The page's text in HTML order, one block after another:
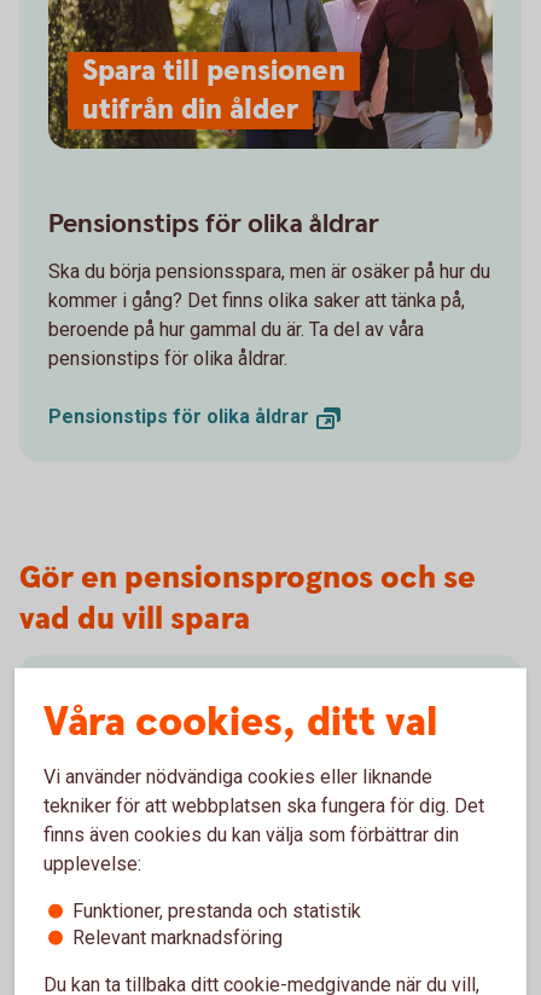
Spara till pensionen
utifrån din ålder
Pensionstips för olika åldrar
Ska du börja pensionsspara, men är osäker på hur du
kommer i gång? Det finns olika saker att tänka på,
beroende på hur gammal du är. Ta del av våra
pensionstips för olika åldrar.
Pensionstips för olika åldrar
Gör en pensionsprognos och se
vad du vill spara
Överblick på minPension.se
pensionsbolagen, får du koll på pensionen:
Uppgifter om dina pensioner - inhämtas
automatiskt när du registrerar dig.
kostnadsfri.
Gör en pensionsprognos – se vad du förväntas
få i pension.
Våra cookies, ditt val
Vi använder nödvändiga cookies eller liknande
tekniker för att webbplatsen ska fungera för dig. Det
finns även cookies du kan välja som förbättrar din
upplevelse:
Funktioner, prestanda och statistik
Relevant marknadsföring
Du kan ta tillbaka ditt cookie-medgivande när du vill,